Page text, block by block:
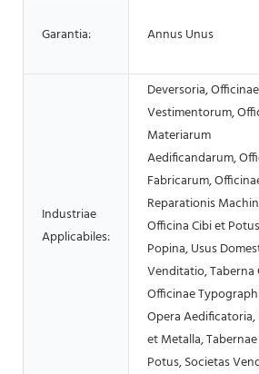
Garantia: Annus Unus
Industriae
Applicabiles:
Deversoria, Officinae
Vestimentorum,
Materiarum
Aedificandarum,
Fabricarum,
Reparationis
Officina Cibi et
Popina, Usus
Venditatio, Taberna
Officinae
Opera Aedificatoria,
et Metalla,
Potus, Societas